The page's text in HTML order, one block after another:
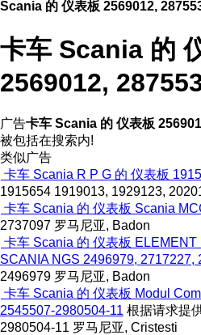
Scania 的 仪表板 2569012,
卡车 Scania 的
2569012,
广告卡车 Scania 的 仪表板
被包括在搜索内!
类似广告
卡车 Scania R P G 的 仪表板
1915654 1919013, 1929123,
卡车 Scania 的 仪表板 Scania
2737097 罗马尼亚, Badon
卡车 Scania 的 仪表板
SCANIA NGS 2496979, 2717227,
2496979 罗马尼亚, Badon
卡车 Scania 的 仪表板 Modul
2545507-2980504-11 根据请求提
2980504-11 罗马尼亚, Cristesti